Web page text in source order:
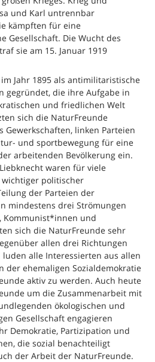
und Karl untrennbar
kämpften für eine
Gesellschaft. Die Wucht des
sie am 15. Januar 1919
Jahr 1895 als antimilitaristische
gegründet, die ihre Aufgabe in
und friedlichen Welt
sich die NaturFreunde
Gewerkschaften, linken Parteien
und sportbewegung für eine
arbeitenden Bevölkerung ein.
waren für viele
politischer
der Parteien der
mindestens drei Strömungen
Kommunist*innen und
sich die NaturFreunde sehr
allen drei Richtungen
alle Interessierten aus allen
der ehemaligen Sozialdemokratie
aktiv zu werden. Auch heute
um die Zusammenarbeit mit
ökologischen und
Gesellschaft engagieren
Demokratie, Partizipation und
die sozial benachteiligt
der Arbeit der NaturFreunde.